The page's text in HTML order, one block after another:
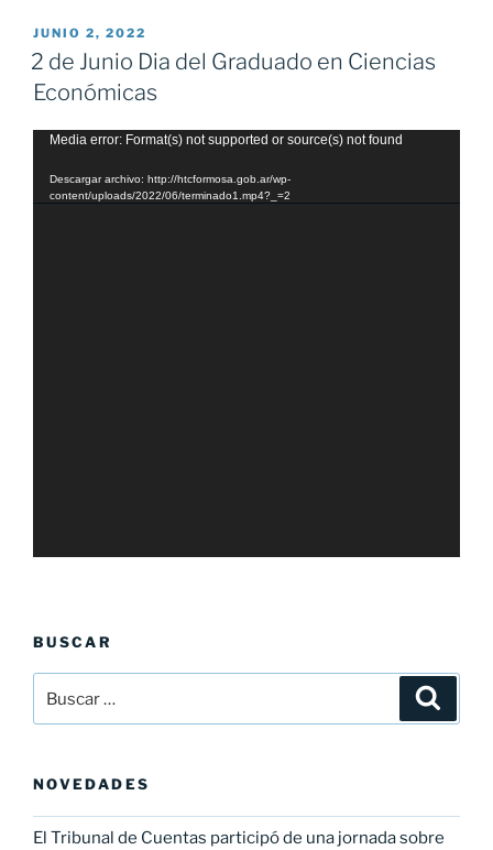
PUBLICADO
EL
JUNIO 2, 2022
2 de Junio Dia del Graduado en Ciencias
Económicas
Reproductor
vídeo
Media error: Format(s) not supported or source(s) not found
Descargar archivo: http://htcformosa.gob.ar/wp-
content/uploads/2022/06/terminado1.mp4?_=2
BUSCAR
por:
NOVEDADES
El Tribunal de Cuentas participó de una jornada sobre